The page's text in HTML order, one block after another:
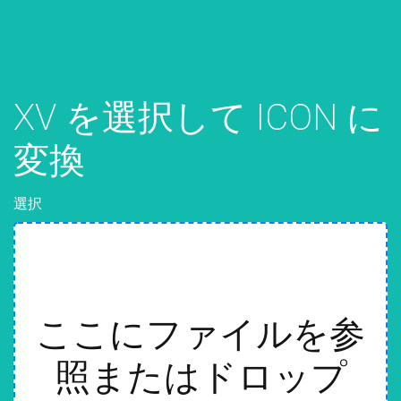
XV を選択して ICON に
変換
選択
ここにファイルを参
照またはドロップ